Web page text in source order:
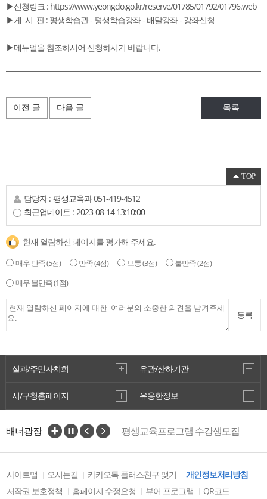
▶신청링크 : https://www.yeongdo.go.kr/reserve/01785/01792/01796.web
▶게 시 판 : 평생학습관 - 평생학습강좌 - 배달강좌 - 강좌신청
▶메뉴얼을 참조하시어 신청하시기 바랍니다.
이전 글 다음 글 목록
TOP
담당자 : 평생교육과051-419-4512
최근업데이트 : 2023-08-14 13:10:00
현재 열람하신 페이지를 평가해 주세요.
매우 만족(5점) 만족(4점) 보통(3점) 불만족(2점)
매우 불만족(1점)
등록
실과/주민자치회 유관/산하기관
시/구청홈페이지 유용한정보
배너광장 평생교육프로그램 수강생모집
사이트맵 오시는길 카카오톡 플러스친구 맺기
개인정보처리방침
저작권 보호정책
홈페이지 수정요청 뷰어 프로그램 QR코드